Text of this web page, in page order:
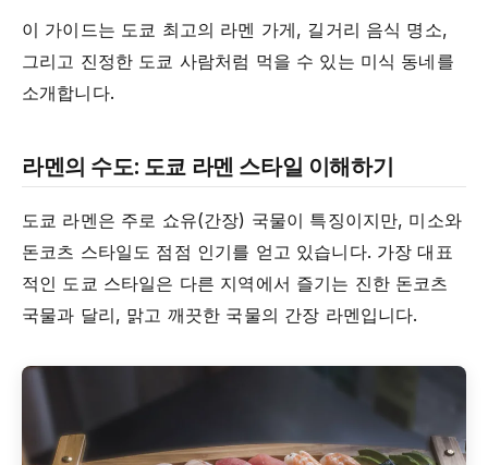
이 가이드는 도쿄 최고의 라멘 가게, 길거리 음식 명소,
그리고 진정한 도쿄 사람처럼 먹을 수 있는 미식 동네를
소개합니다.
라멘의 수도: 도쿄 라멘 스타일 이해하기
도쿄 라멘은 주로 쇼유(간장) 국물이 특징이지만, 미소와
돈코츠 스타일도 점점 인기를 얻고 있습니다. 가장 대표
적인 도쿄 스타일은 다른 지역에서 즐기는 진한 돈코츠
국물과 달리, 맑고 깨끗한 국물의 간장 라멘입니다.